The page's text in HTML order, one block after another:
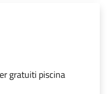
gratuiti piscina